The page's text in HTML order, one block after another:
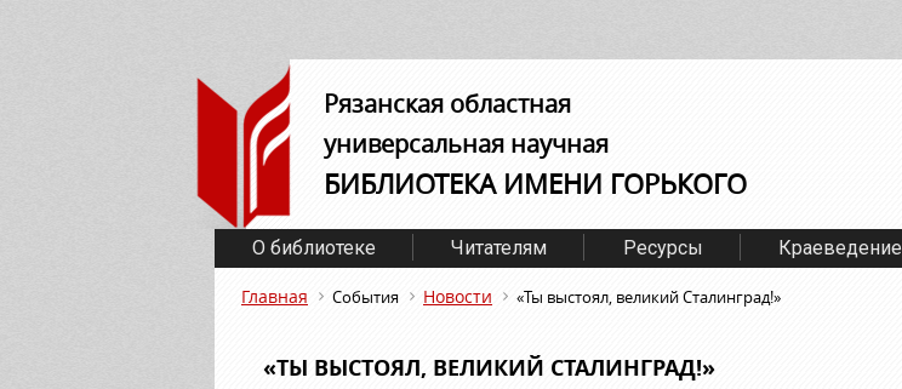
Рязанская областная
универсальная научная
БИБЛИОТЕКА ИМЕНИ ГОРЬКОГО
О библиотеке Читателям Ресурсы Краеведение
Главная События Новости «Ты выстоял, великий Сталинград!»
«ТЫ ВЫСТОЯЛ, ВЕЛИКИЙ СТАЛИНГРАД!»